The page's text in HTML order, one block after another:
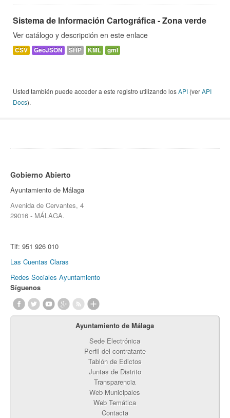
Sistema de Información Cartográfica - Zona verde
Ver catálogo y descripción en este enlace
CSV GeoJSON SHP KML gml
Usted también puede acceder a este registro utilizando losAPI (verAPI
Docs).
Gobierno Abierto
Ayuntamiento de Málaga
Avenida de Cervantes, 4
29016 - MÁLAGA.
Tlf: 951 926 010
Las Cuentas Claras
Redes Sociales Ayuntamiento
Síguenos
Ayuntamiento de Málaga
Sede Electrónica
Perfil del contratante
Tablón de Edictos
Juntas de Distrito
Transparencia
Web Municipales
Web Temática
Contacta